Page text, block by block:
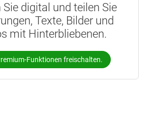
Sie digital und teilen Sie
Texte, Bilder und
mit Hinterbliebenen.
Funktionen freischalten.